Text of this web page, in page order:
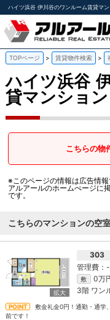
ハイツ浜谷 伊川谷のワンルーム賃貸マ
TOPページ 賃貸物件検索
ハイツ浜谷
貸マンション
こちらの物
※このページの情報は広告情
アルアールのホームぺージに
です。
こちらのマンションの空
303
-
敷 0万
3階 ワン
敷金礼金0円！通勤・通学
前です！